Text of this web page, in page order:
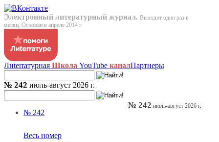
Электронный литературный журнал. Выходит один раз в
месяц. Основан в апреле 2014 г.
Лиterraтурная Школа YouTube каналПартнеры
№ 242 июль-август 2026 г.
№ 242
Весь номер
№ 242 июль-август 2026 г.